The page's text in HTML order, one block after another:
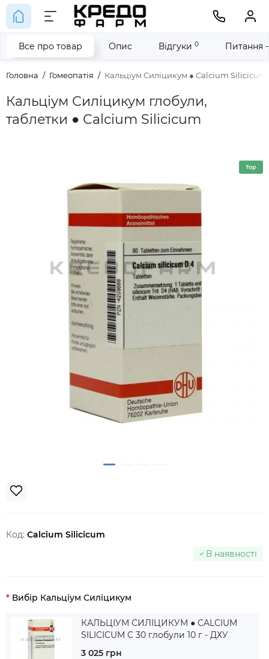
Головна Гомеопатія Кальціум Силіцикум ● Calcium Silicicum
Кальціум Силіцикум глобули,
таблетки ● Calcium Silicicum
Все про товар Опис Відгуки 0 Питання
Top
Код: Calcium Silicicum
В наявності
Вибір Кальціум Силіцикум
КАЛЬЦІУМ СИЛІЦИКУМ ● CALCIUM
SILICICUM C 30 глобули 10 г - ДХУ
3 025 грн